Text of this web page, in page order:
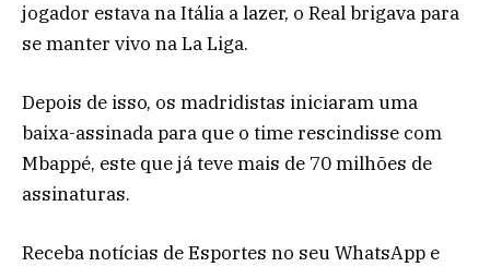
jogador estava na Itália a lazer, o Real brigava para
se manter vivo na La Liga.
Depois de isso, os madridistas iniciaram uma
baixa-assinada para que o time rescindisse com
Mbappé, este que já teve mais de 70 milhões de
assinaturas.
Receba notícias de Esportes no seu WhatsApp e